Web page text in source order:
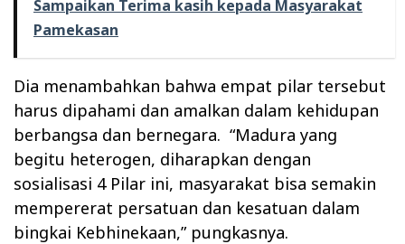
Sampaikan Terima kasih kepada Masyarakat
Pamekasan
Dia menambahkan bahwa empat pilar tersebut
harus dipahami dan amalkan dalam kehidupan
berbangsa dan bernegara. “Madura yang
begitu heterogen, diharapkan dengan
sosialisasi 4 Pilar ini, masyarakat bisa semakin
mempererat persatuan dan kesatuan dalam
bingkai Kebhinekaan,” pungkasnya.